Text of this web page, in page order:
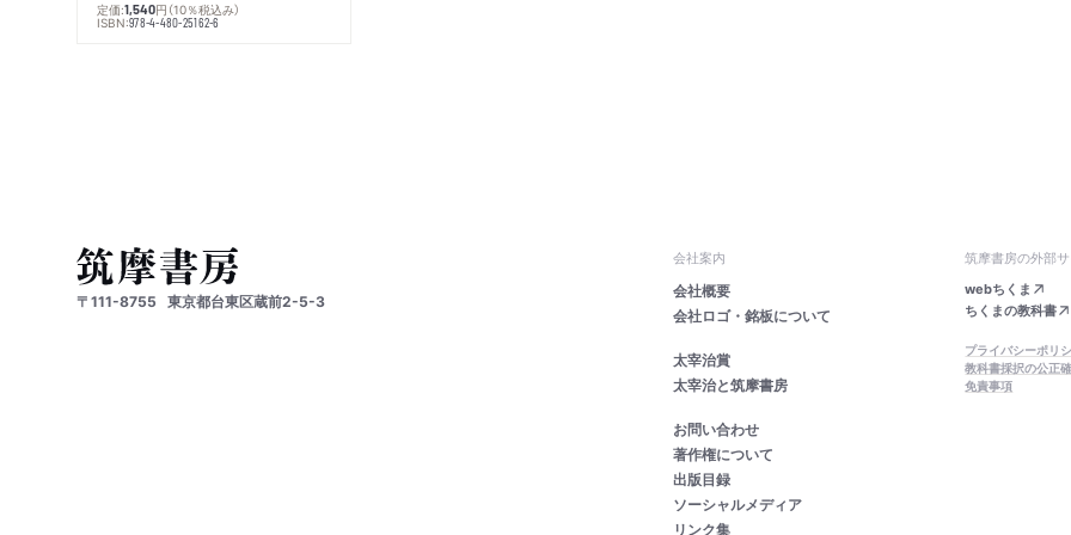
定価:1,540円 （10％税込み）
ISBN:978-4-480-25162-6
〒111-8755 東京都台東区蔵前2-5-3
会社案内
会社概要
会社ロゴ・銘板について
太宰治賞
太宰治と筑摩書房
お問い合わせ
著作権について
出版目録
ソーシャルメディア
リンク集
筑摩書房の外部サ
webちくま
ちくまの教科書
プライバシーポリ
教科書採択の公正
免責事項